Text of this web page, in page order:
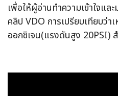
เพื่อให้ผู้อ่านทำความเข้าใจแล
คลิป VDO การเปรียบเทียบว่า
ออกซิเจน(แรงดันสูง 20PSI)